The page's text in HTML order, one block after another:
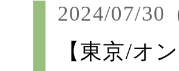
2024/07/30
【東京/オ